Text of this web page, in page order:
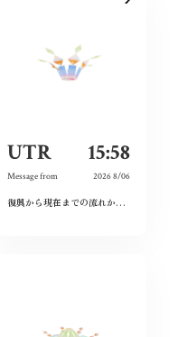
UTR 15:58
Message from 2026 8/06
復興から現在までの流れから、広島という場所の力強さを感じた。